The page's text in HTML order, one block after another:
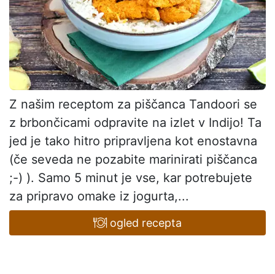
Z našim receptom za piščanca Tandoori se
z brbončicami odpravite na izlet v Indijo! Ta
jed je tako hitro pripravljena kot enostavna
(če seveda ne pozabite marinirati piščanca
;-) ). Samo 5 minut je vse, kar potrebujete
za pripravo omake iz jogurta,...
ogled recepta